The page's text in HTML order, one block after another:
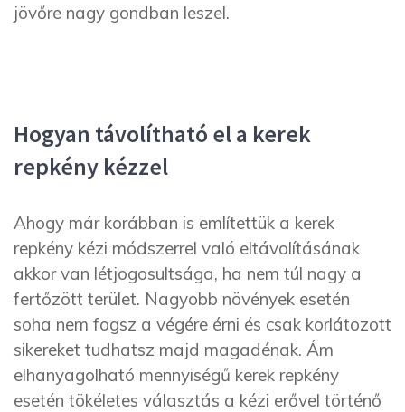
jövőre nagy gondban leszel.
Hogyan távolítható el a kerek
repkény kézzel
Ahogy már korábban is említettük a kerek
repkény kézi módszerrel való eltávolításának
akkor van létjogosultsága, ha nem túl nagy a
fertőzött terület. Nagyobb növények esetén
soha nem fogsz a végére érni és csak korlátozott
sikereket tudhatsz majd magadénak. Ám
elhanyagolható mennyiségű kerek repkény
esetén tökéletes választás a kézi erővel történő